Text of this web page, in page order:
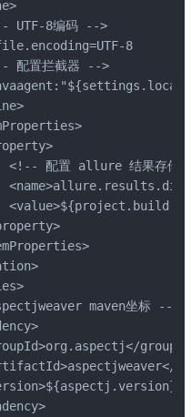
UTF-8编码 -->
8
配置拦截器 -->
配置 allure 结果存储
maven坐标 -->